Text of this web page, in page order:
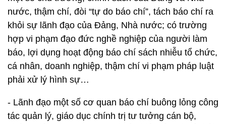
nước, thậm chí, đòi “tự do báo chí”, tách báo chí ra
khỏi sự lãnh đạo của Đảng, Nhà nước; có trường
hợp vi phạm đạo đức nghề nghiệp của người làm
báo, lợi dụng hoạt động báo chí sách nhiễu tổ chức,
cá nhân, doanh nghiệp, thậm chí vi phạm pháp luật
phải xử lý hình sự…
- Lãnh đạo một số cơ quan báo chí buông lỏng công
tác quản lý, giáo dục chính trị tư tưởng cán bộ,